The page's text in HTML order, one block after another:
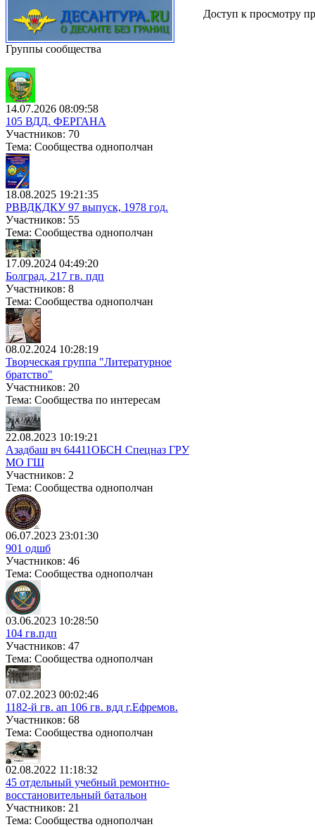
Группы сообщества
14.07.2026 08:09:58
105 ВДД. ФЕРГАНА
Участников: 70
Тема: Сообщества однополчан
18.08.2025 19:21:35
РВВДКДКУ 97 выпуск, 1978 год.
Участников: 55
Тема: Сообщества однополчан
17.09.2024 04:49:20
Болград, 217 гв. пдп
Участников: 8
Тема: Сообщества однополчан
08.02.2024 10:28:19
Творческая группа "Литературное
братство"
Участников: 20
Тема: Сообщества по интересам
22.08.2023 10:19:21
Азадбаш вч 64411ОБСН Спецназ ГРУ
МО ГШ
Участников: 2
Тема: Сообщества однополчан
06.07.2023 23:01:30
901 одшб
Участников: 46
Тема: Сообщества однополчан
03.06.2023 10:28:50
104 гв.пдп
Участников: 47
Тема: Сообщества однополчан
07.02.2023 00:02:46
1182-й гв. ап 106 гв. вдд г.Ефремов.
Участников: 68
Тема: Сообщества однополчан
02.08.2022 11:18:32
45 отдельный учебный ремонтно-
восстановительный батальон
Участников: 21
Тема: Сообщества однополчан
Доступ к просмотру